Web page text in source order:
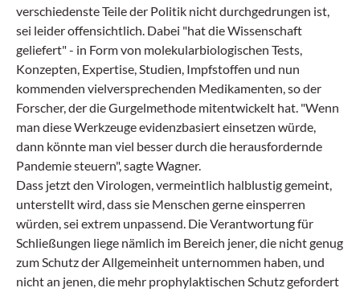
verschiedenste Teile der Politik nicht durchgedrungen ist,
sei leider offensichtlich. Dabei "hat die Wissenschaft
geliefert" - in Form von molekularbiologischen Tests,
Konzepten, Expertise, Studien, Impfstoffen und nun
kommenden vielversprechenden Medikamenten, so der
Forscher, der die Gurgelmethode mitentwickelt hat. "Wenn
man diese Werkzeuge evidenzbasiert einsetzen würde,
dann könnte man viel besser durch die herausfordernde
Pandemie steuern", sagte Wagner.
Dass jetzt den Virologen, vermeintlich halblustig gemeint,
unterstellt wird, dass sie Menschen gerne einsperren
würden, sei extrem unpassend. Die Verantwortung für
Schließungen liege nämlich im Bereich jener, die nicht genug
zum Schutz der Allgemeinheit unternommen haben, und
nicht an jenen, die mehr prophylaktischen Schutz gefordert